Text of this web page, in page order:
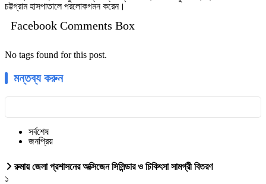
চট্টগ্রাম হাসপাতালে পরলোকগমন করেন।
Facebook Comments Box
No tags found for this post.
মন্তব্য করুন
সর্বশেষ
জনপ্রিয়
রুমায় জেলা প্রশাসনের অক্সিজেন সিলিন্ডার ও চিকিৎসা সামগ্রী বিতরণ
১